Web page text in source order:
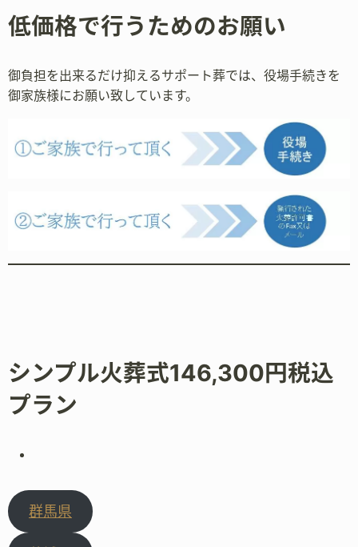
低価格で行うためのお願い
御負担を出来るだけ抑えるサポート葬では、役場手続きを
御家族様にお願い致しています。
シンプル火葬式146,300円税込
プラン
群馬県